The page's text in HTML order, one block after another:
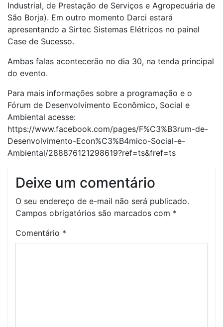
Industrial, de Prestação de Serviços e Agropecuária de
São Borja). Em outro momento Darci estará
apresentando a Sirtec Sistemas Elétricos no painel
Case de Sucesso.
Ambas falas acontecerão no dia 30, na tenda principal
do evento.
Para mais informações sobre a programação e o
Fórum de Desenvolvimento Econômico, Social e
Ambiental acesse:
https://www.facebook.com/pages/F%C3%B3rum-de-
Desenvolvimento-Econ%C3%B4mico-Social-e-
Ambiental/288876121298619?ref=ts&fref=ts
Deixe um comentário
O seu endereço de e-mail não será publicado.
Campos obrigatórios são marcados com *
Comentário *